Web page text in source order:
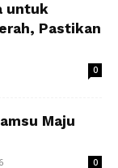
untuk
Pastikan
0
Maju
0